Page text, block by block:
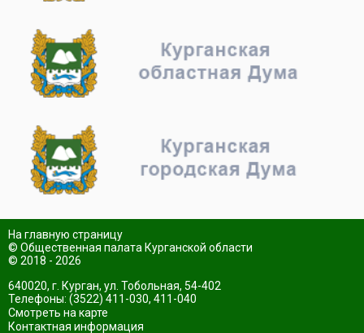
На главную страницу
© Общественная палата Курганской области
© 2018 - 2026
640020, г. Курган, ул. Тобольная, 54-402
Телефоны: (3522) 411-030, 411-040
Смотреть на карте
Контактная информация